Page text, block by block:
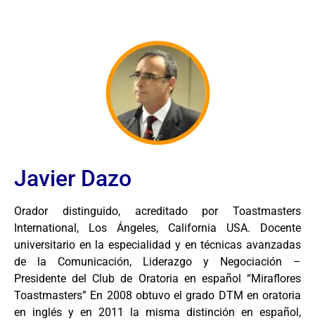
Javier Dazo
Orador distinguido, acreditado por Toastmasters
International, Los Ángeles, California USA. Docente
universitario en la especialidad y en técnicas avanzadas
de la Comunicación, Liderazgo y Negociación –
Presidente del Club de Oratoria en español “Miraflores
Toastmasters” En 2008 obtuvo el grado DTM en oratoria
en inglés y en 2011 la misma distinción en español,